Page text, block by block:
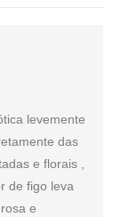
levemente
das
e florais ,
de figo leva
e